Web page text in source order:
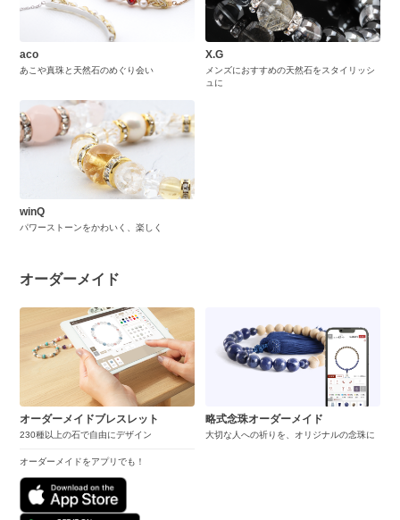
aco
あこや真珠と天然石のめぐり会い
X.G
メンズにおすすめの天然石をスタイリッシ
ュに
winQ
パワーストーンをかわいく、楽しく
オーダーメイド
オーダーメイドブレスレット
230種以上の石で自由にデザイン
オーダーメイドをアプリでも！
略式念珠オーダーメイド
大切な人への祈りを、オリジナルの念珠に